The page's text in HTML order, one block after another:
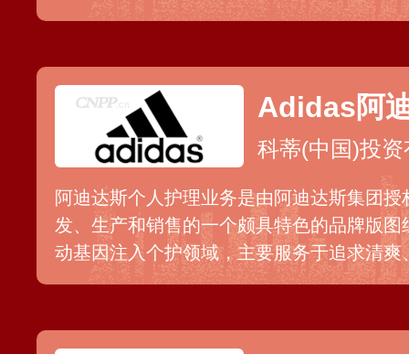
Adidas阿
科蒂(中国)投
阿迪达斯个人护理业务是由阿迪达斯集团
发、生产和销售的一个颇具特色的品牌版
动基因注入个护领域，主要服务于追求清
轻消费者，旨在为消费者提供“从头到脚”的